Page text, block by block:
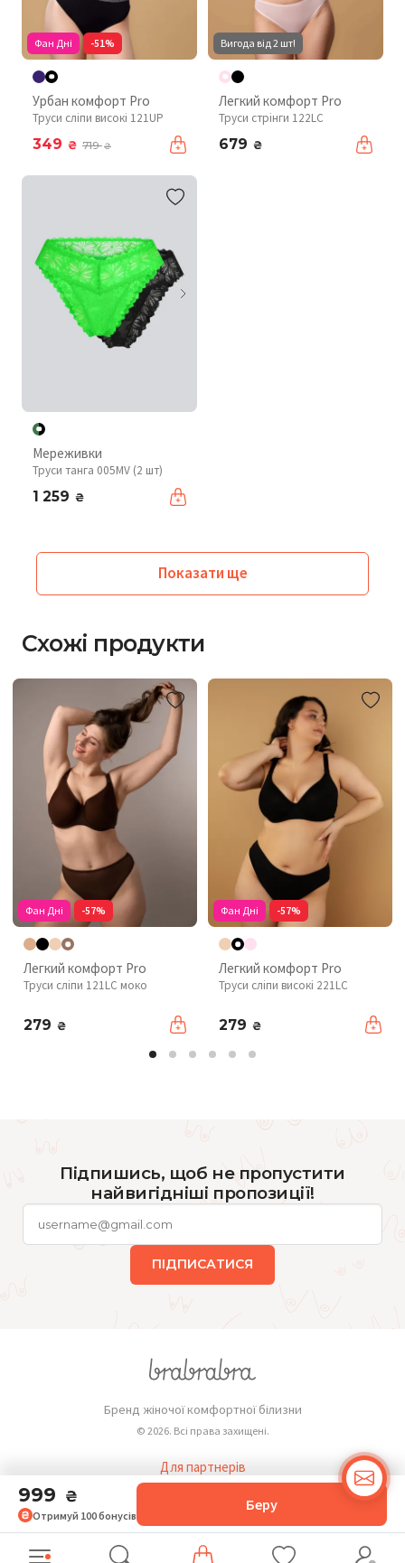
999 ₴
Отримуй 100бонусів
Беру
Фан Дні -51%
Урбан комфорт Pro
Труси сліпи високі 121UP
349 ₴ 719₴
Вигода від 2 шт!
Легкий комфорт Pro
Труси стрінги 122LC
679 ₴
Мереживки
Труси танга 005MV (2 шт)
1 259 ₴
Показати ще
Схожі продукти
Фан Дні -57%
Легкий комфорт Pro
Труси сліпи 121LC моко
279 ₴
Фан Дні -57%
Легкий комфорт Pro
Труси сліпи високі 221LC
279 ₴
Підпишись, щоб не пропустити
найвигідніші пропозиції!
ПІДПИСАТИСЯ
Бренд жіночої комфортної білизни
© 2026. Всі права захищені.
Для партнерів